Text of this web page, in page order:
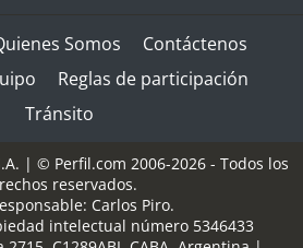
Somos
Contáctenos
Reglas de participación
Tránsito
| © Perfil.com 2006-2026 - Todos los
reservados.
Carlos Piro.
intelectual número 5346433